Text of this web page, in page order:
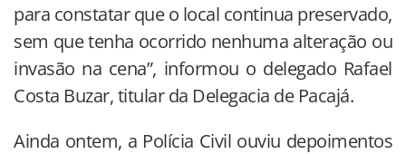
para constatar que o local continua preservado,
sem que tenha ocorrido nenhuma alteração ou
invasão na cena”, informou o delegado Rafael
Costa Buzar, titular da Delegacia de Pacajá.
Ainda ontem, a Polícia Civil ouviu depoimentos